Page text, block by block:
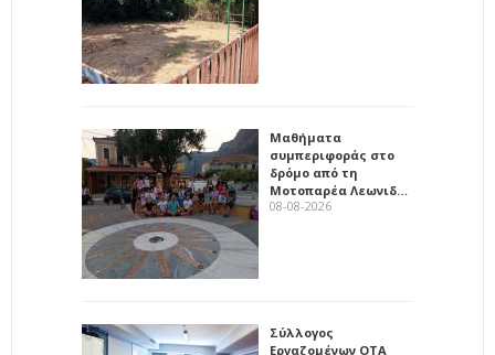
Μαθήματα
συμπεριφοράς στο
δρόμο από τη
Μοτοπαρέα Λεωνιδ…
08-08-2026
Σύλλογος
Εργαζομένων ΟΤΑ